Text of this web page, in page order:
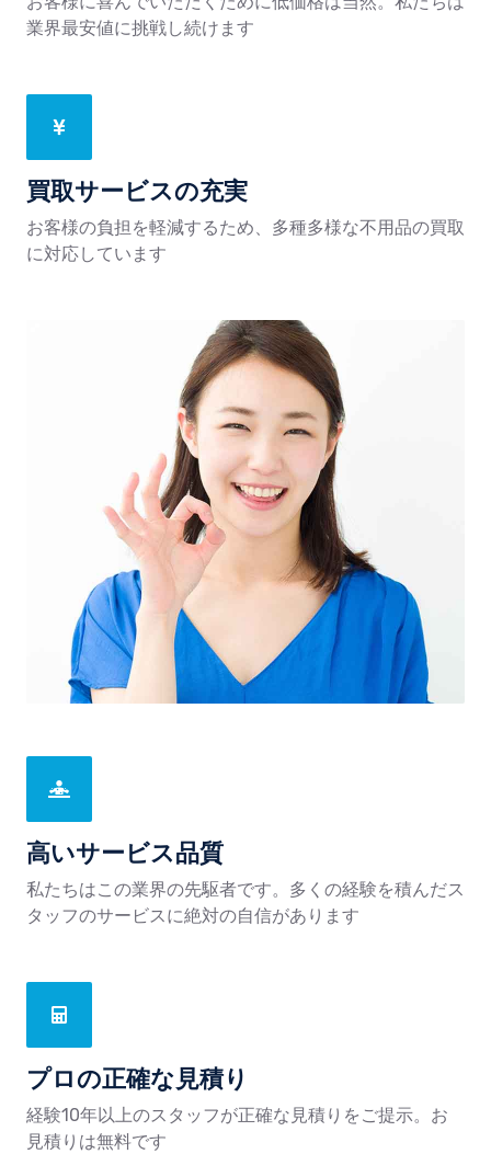
業界最安値に挑戦し続けます
買取サービスの充実
お客様の負担を軽減するため、多種多様な不用品の買取
に対応しています
高いサービス品質
私たちはこの業界の先駆者です。多くの経験を積んだス
タッフのサービスに絶対の自信があります
プロの正確な見積り
経験10年以上のスタッフが正確な見積りをご提示。お
見積りは無料です